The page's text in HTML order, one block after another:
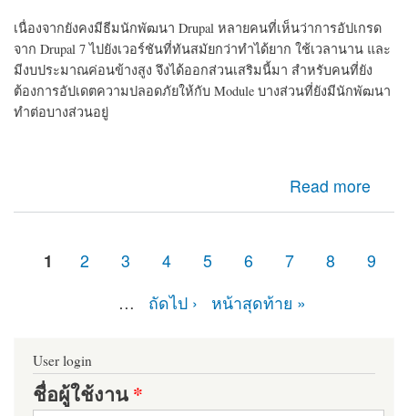
เนื่องจากยังคงมีธีมนักพัฒนา Drupal หลายคนที่เห็นว่าการอัปเกรด
จาก Drupal 7 ไปยังเวอร์ชันที่ทันสมัยกว่าทำได้ยาก ใช้เวลานาน และ
มีงบประมาณค่อนข้างสูง จึงได้ออกส่วนเสริมนี้มา สำหรับคนที่ยัง
ต้องการอัปเดตความปลอดภัยให้กับ Module บางส่วนที่ยังมีนักพัฒนา
ทำต่อบางส่วนอยู่
Read more
about d7security client Module ที่ควรติดตั้ง หากเว็บไซต์
ของคุณยังคงเป็น Drupal 7 มายืดอายุความปลอดภัยให้
1 2 3 4 5 6 7 8
9
…
ถัดไป › หน้าสุดท้าย »
User login
ชื่อผู้ใช้งาน*